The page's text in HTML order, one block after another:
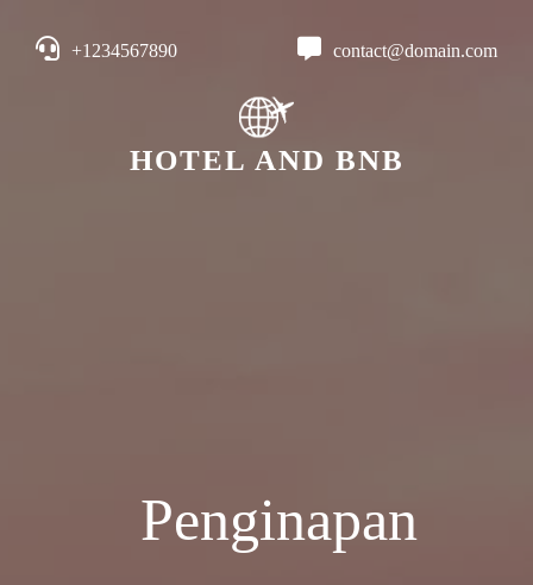
+1234567890 contact@domain.com
HOTEL AND BNB
Penginapan